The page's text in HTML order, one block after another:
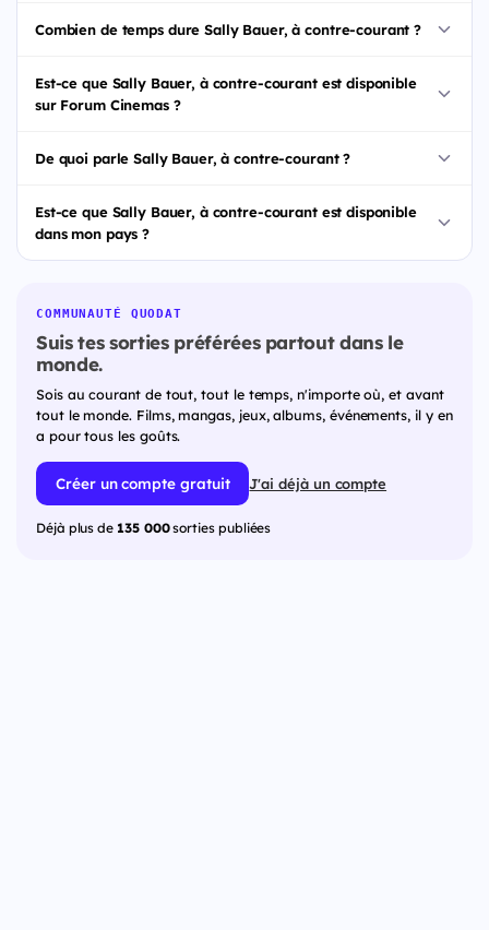
Combien de temps dure Sally Bauer, à contre-courant ?
Est-ce que Sally Bauer, à contre-courant est disponible
sur Forum Cinemas ?
De quoi parle Sally Bauer, à contre-courant ?
Est-ce que Sally Bauer, à contre-courant est disponible
dans mon pays ?
COMMUNAUTÉ QUODAT
Suis tes sorties préférées partout dans le
monde.
Sois au courant de tout, tout le temps, n'importe où, et avant
tout le monde. Films, mangas, jeux, albums, événements, il y en
a pour tous les goûts.
Créer un compte gratuit J'ai déjà un compte
Déjà plus de 135 000sorties publiées